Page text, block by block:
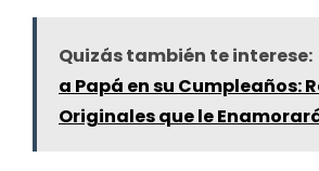
Quizás también te interese:
a Papá en su Cumpleaños:
Originales que le